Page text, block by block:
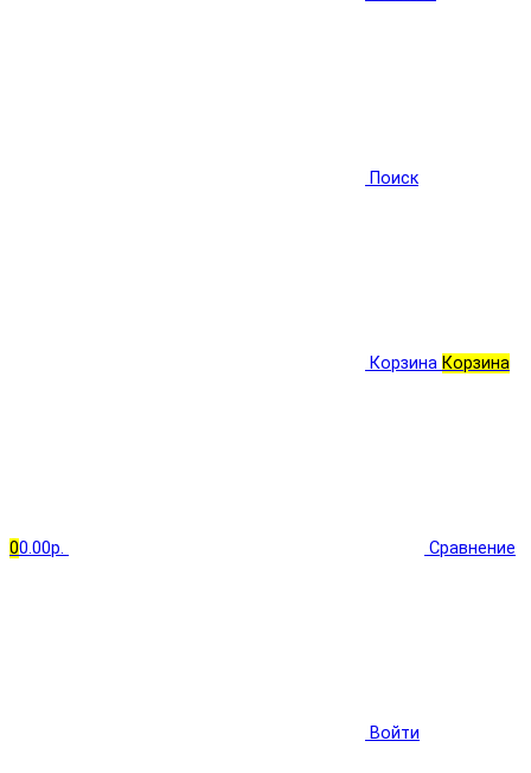
Поиск
Корзина Корзина
00.00р. Сравнение
Войти